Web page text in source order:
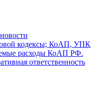
кодексы; КоАП, УПК
расходы КоАП РФ.
ответственность